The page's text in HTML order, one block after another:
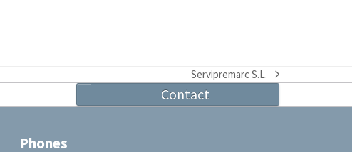
next
post:
Servipremarc S.L.
Contact
Phones